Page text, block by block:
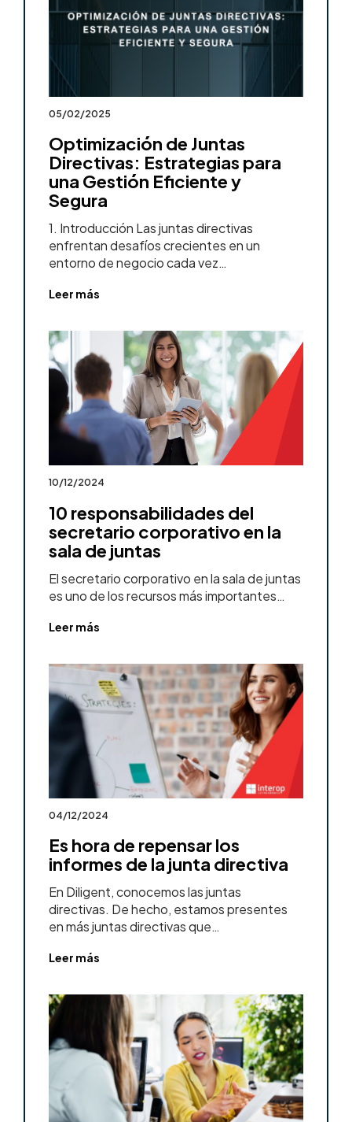
05/02/2025
Optimización de Juntas
Directivas: Estrategias para
una Gestión Eficiente y
Segura
1. Introducción Las juntas directivas
enfrentan desafíos crecientes en un
entorno de negocio cada vez…
Leer más
10/12/2024
10 responsabilidades del
secretario corporativo en la
sala de juntas
El secretario corporativo en la sala de juntas
es uno de los recursos más importantes…
Leer más
04/12/2024
Es hora de repensar los
informes de la junta directiva
En Diligent, conocemos las juntas
directivas. De hecho, estamos presentes
en más juntas directivas que…
Leer más